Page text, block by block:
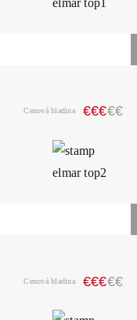
Cenová hladina €€€€€
Cenová hladina €€€€€